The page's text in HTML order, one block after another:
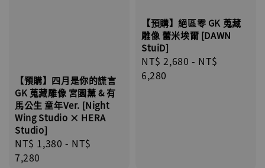
【預購】四月是你的謊言
GK 蒐藏雕像 宮園薰 & 有
馬公生 童年Ver. [Night
Wing Studio × HERA
Studio]
Regular
price
NT$ 1,380 - NT$
7,280
【預購】絕區零 GK 蒐藏
雕像 蕾米埃爾 [DAWN
StuiD]
Regular
price
NT$ 2,680 - NT$
6,280